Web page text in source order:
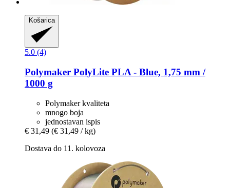
Košarica
5.0 (4)
Polymaker PolyLite PLA -​ Blue, 1,75 mm /
1000 g
Polymaker kvaliteta
mnogo boja
jednostavan ispis
€ 31,49 (€ 31,49 / kg)
Dostava do 11. kolovoza